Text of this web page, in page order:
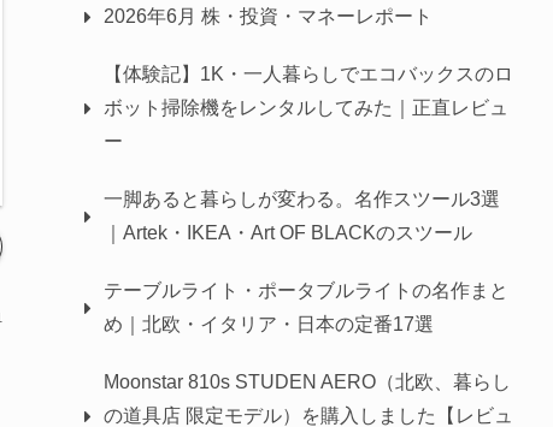
2026年6月 株・投資・マネーレポート
【体験記】1K・一人暮らしでエコバックスのロ
ボット掃除機をレンタルしてみた｜正直レビュ
ー
一脚あると暮らしが変わる。名作スツール3選
｜Artek・IKEA・Art OF BLACKのスツール
テーブルライト・ポータブルライトの名作まと
め｜北欧・イタリア・日本の定番17選
Moonstar 810s STUDEN AERO（北欧、暮らし
の道具店 限定モデル）を購入しました【レビュ